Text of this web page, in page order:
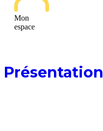
Mon
espace
Présentation